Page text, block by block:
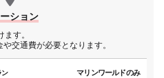
ション
す。
交通費が必要となります。
ン マリンワールドのみ